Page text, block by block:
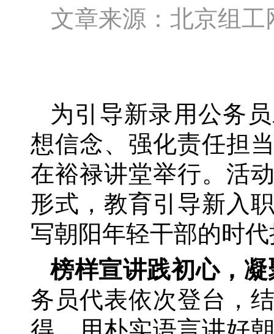
文章来源：北京
为引导新录用公务
想信念、强化责任担
在裕禄讲堂举行。活
形式，教育引导新入
写朝阳年轻干部的时
榜样宣讲践初心，
务员代表依次登台，